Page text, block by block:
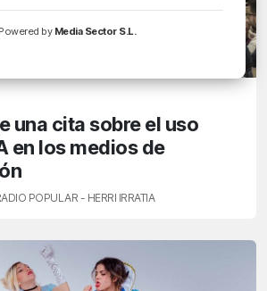
una cita sobre el uso
en los medios de
POPULAR - HERRI IRRATIA
Powered by Media Sector S.L.